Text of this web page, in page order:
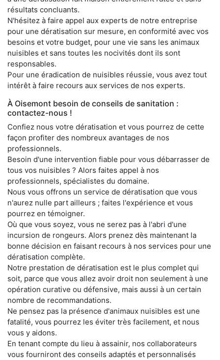
résultats concluants.
N'hésitez à faire appel aux experts de notre entreprise
pour une dératisation sur mesure, en conformité avec vos
besoins et votre budget, pour une vie sans les animaux
nuisibles et sans toutes les nocivités dont ils sont
responsables.
Pour une éradication de nuisibles réussie, vous avez tout
intérêt à faire recours aux services de nos experts.
À Oisemont besoin de conseils de sanitation :
contactez-nous !
Confiez nous votre dératisation et vous pourrez de cette
façon profiter des nombreux avantages de nos
professionnels.
Besoin d'une intervention fiable pour vous débarrasser de
tous vos nuisibles ? Alors faites appel à nos
professionnels, spécialistes du domaine.
Nous vous offrons un service de dératisation que vous
n'aurez nulle part ailleurs ; faites l'expérience et vous
pourrez en témoigner.
Où que vous soyez, vous ne serez pas à l'abri d'une
incursion de rongeurs. Alors prenez dès maintenant la
bonne décision en faisant recours à nos services pour une
dératisation complète.
Notre prestation de dératisation est le plus complet qui
soit, parce que vous allez avoir droit non seulement à une
opération curative ou défensive, mais aussi à un certain
nombre de recommandations.
Ne pensez pas la présence d'animaux nuisibles est une
fatalité, vous pourrez les éviter très facilement, et nous
vous y aidons.
En tenant compte du lieu à assainir, nos collaborateurs
vous fourniront des conseils adaptés et personnalisés